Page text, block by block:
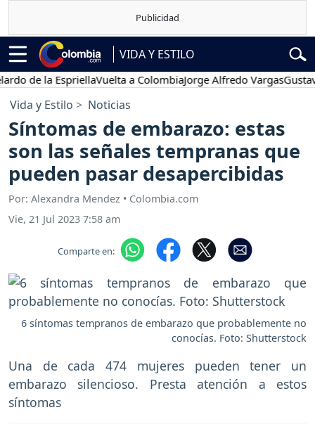
VIDA Y ESTILO
la EspriellaVuelta a ColombiaJorge Alfredo VargasGustavo
Vida y Estilo Noticias
Síntomas de embarazo: estas
son las señales tempranas que
pueden pasar desapercibidas
Por: Alexandra Mendez • Colombia.com
Vie, 21 Jul 2023 7:58 am
Comparte en:
6 síntomas tempranos de embarazo que probablemente no
conocías. Foto: Shutterstock
Una de cada 474 mujeres pueden tener un
embarazo silencioso. Presta atención a estos
síntomas